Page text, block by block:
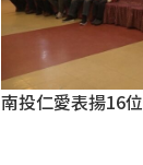
南投仁愛表揚16